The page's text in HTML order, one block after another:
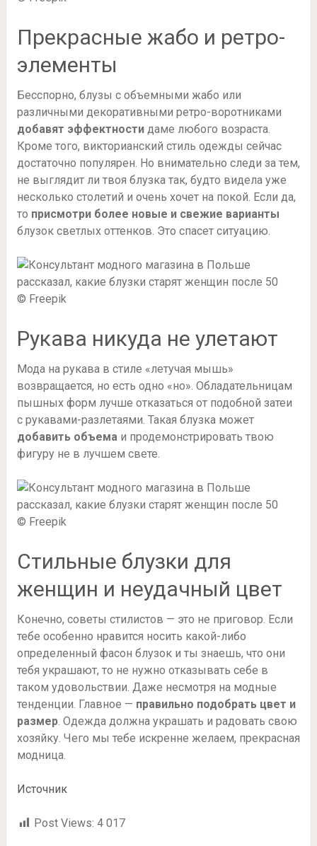
Прекрасные жабо и ретро-
элементы
Бесспорно, блузы с объемными жабо или
различными декоративными ретро-воротниками
добавят эффектностидаме любого возраста.
Кроме того, викторианский стиль одежды сейчас
достаточно популярен. Но внимательно следи за тем,
не выглядит ли твоя блузка так, будто видела уже
несколько столетий и очень хочет на покой. Если да,
то присмотри более новые и свежие варианты
блузок светлых оттенков. Это спасет ситуацию.
© Freepik
Рукава никуда не улетают
Мода на рукава в стиле «летучая мышь»
возвращается, но есть одно «но». Обладательницам
пышных форм лучше отказаться от подобной затеи
с рукавами-разлетаями. Такая блузка может
добавить объемаи продемонстрировать твою
фигуру не в лучшем свете.
© Freepik
Стильные блузки для
женщин и неудачный цвет
Конечно, советы стилистов — это не приговор. Если
тебе особенно нравится носить какой-либо
определенный фасон блузок и ты знаешь, что они
тебя украшают, то не нужно отказывать себе в
таком удовольствии. Даже несмотря на модные
тенденции. Главное — правильно подобрать цвет и
размер. Одежда должна украшать и радовать свою
хозяйку. Чего мы тебе искренне желаем, прекрасная
модница.
Источник
Post Views: 4 017